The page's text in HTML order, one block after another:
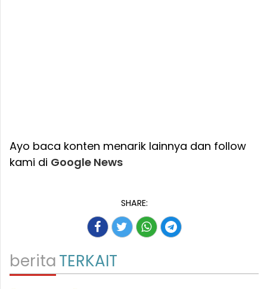
Ayo baca konten menarik lainnya dan follow
kami di Google News
SHARE:
beritaTERKAIT